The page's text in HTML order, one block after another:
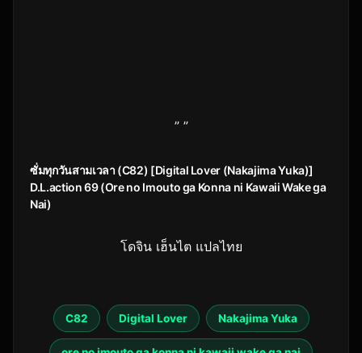
” ”
ซั่มทุกวันสามเวลา (C82) [Digital Lover (Nakajima Yuka)]
D.L.action 69 (Ore no Imouto ga Konna ni Kawaii Wake ga
Nai)
โดจิน เฮ็นไต แปลไทย
C82 Digital Lover Nakajima Yuka